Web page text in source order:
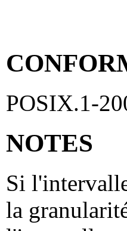
POSIX.1-
NOTES
Si
la